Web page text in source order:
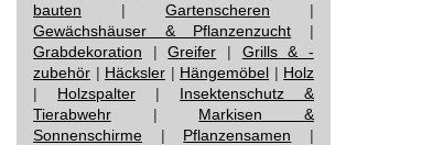
bauten | Gartenscheren |
Gewächshäuser & Pflanzenzucht |
Grabdekoration |Greifer | Grills & -
zubehör | Häcksler | Hängemöbel | Holz
| Holzspalter | Insektenschutz &
Tierabwehr | Markisen &
Sonnenschirme | Pflanzensamen |